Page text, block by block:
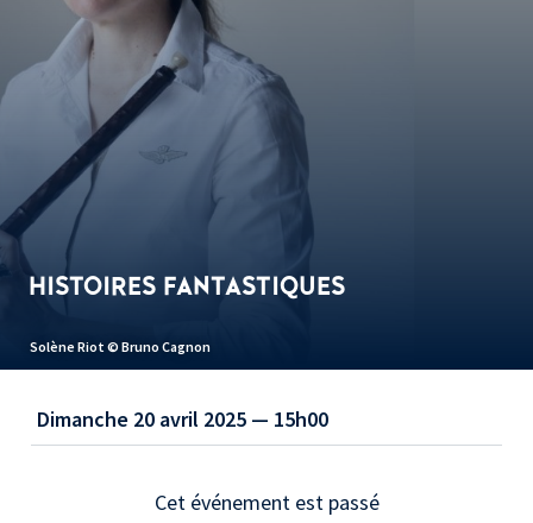
Solène Riot © Bruno Cagnon
HISTOIRES FANTASTIQUES
Dimanche 20 avril 2025 — 15h00
Cet événement est passé